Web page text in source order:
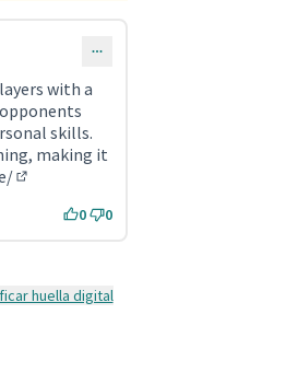
with a
skills.
making it
0
0
huella digital